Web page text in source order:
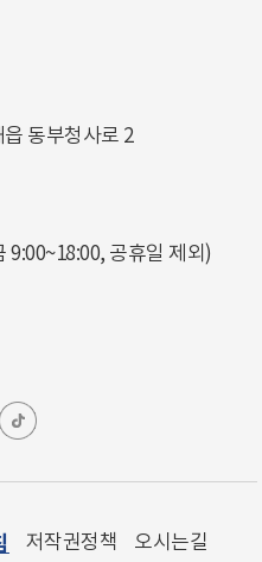
동부청사로 2
9:00~18:00, 공휴일 제외)
저작권정책 오시는길